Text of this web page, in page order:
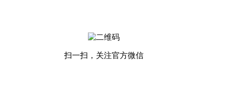
扫一扫，关注官方微信